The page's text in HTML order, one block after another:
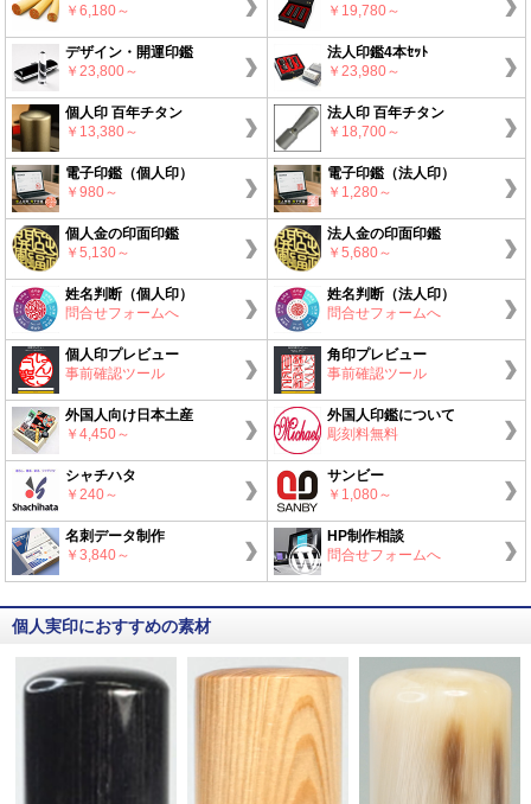
￥6,180～ ￥19,780～
デザイン・開運印鑑
￥23,800～
法人印鑑4本ｾｯﾄ
￥23,980～
個人印 百年チタン
￥13,380～
法人印 百年チタン
￥18,700～
電子印鑑（個人印）
￥980～
電子印鑑（法人印）
￥1,280～
個人金の印面印鑑
￥5,130～
法人金の印面印鑑
￥5,680～
姓名判断（個人印）
問合せフォームへ
姓名判断（法人印）
問合せフォームへ
個人印プレビュー
事前確認ツール
角印プレビュー
事前確認ツール
外国人向け日本土産
￥4,450～
外国人印鑑について
彫刻料無料
シャチハタ
￥240～
サンビー
￥1,080～
名刺データ制作
￥3,840～
HP制作相談
問合せフォームへ
個人実印におすすめの素材